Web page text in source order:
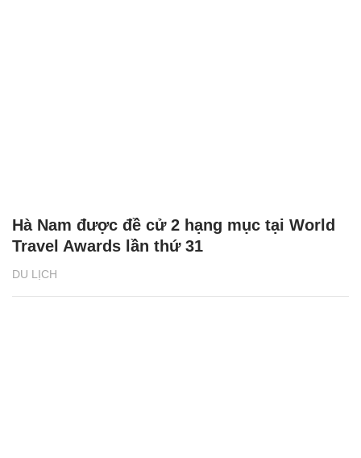
DU LỊCH
Hà Nam được đề cử 2 hạng mục tại World
Travel Awards lần thứ 31